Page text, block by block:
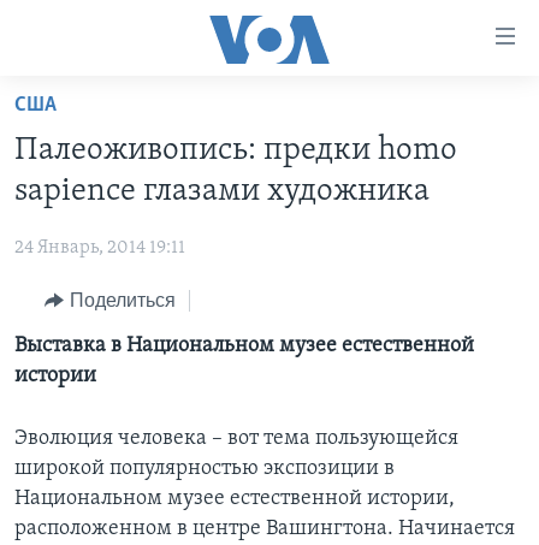
Перейти
основной
контент
Перейти
навигации
Перейти
НОВОСТИ ЗА МИНУТУ
ИТОГИ
ПОЧЕМУ ЭТО ВАЖНО?
ДИСКУССИЯ VOA
ДЕТАЛИ
НЬЮ-ЙОРК NEW YORK
АМЕРИКА. БОЛЬШОЕ ПУТЕШЕСТВИЕ
ПРОЕКТЫ
УЧИМ АНГЛИЙСКИЙ
НАША АМЕРИКАНСКАЯ ИСТОРИЯ
А КАК В АМЕРИКЕ?
АРТЕФАКТЫ
АМЕРИКАНСКИЕ ГОРОДКИ
ТЕСТЫ
ЭКСПЕРТИЗА
ИНТЕРВЬЮ
ФАКТЫ ПРОТИВ ФЕЙКОВ
ЗА СВОБОДУ ПРЕССЫ
УЧИМ АНГЛИЙСКИЙ
ВИДЕО
ПОДПИСКА НА НОВОСТИ
США
Палеоживопись: предки homo
sapience глазами художника
24 Январь, 2014 19:11
Поделиться
Выставка в Национальном музее естественной
истории
Эволюция человека – вот тема пользующейся
широкой популярностью экспозиции в
Национальном музее естественной истории,
расположенном в центре Вашингтона. Начинается